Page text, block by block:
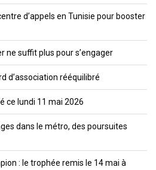
d’appels en Tunisie pour booster
ne suffit plus pour s’engager
d’association rééquilibré
ce lundi 11 mai 2026
dans le métro, des poursuites
: le trophée remis le 14 mai à